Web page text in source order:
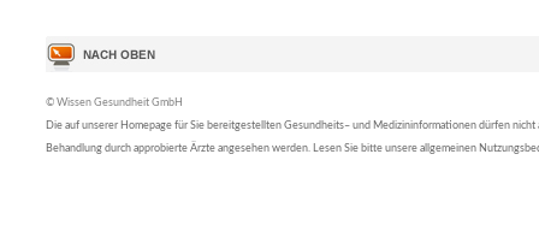
© Wissen Gesundheit GmbH
Die auf unserer Homepage für Sie bereitgestellten Gesundheits– und Medizininformationen dürfen nicht
Behandlung durch approbierte Ärzte angesehen werden. Lesen Sie bitte unsere allgemeinen